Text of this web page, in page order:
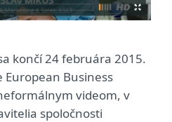
končí 24 februára 2015.
European Business
videom, v
spoločnosti